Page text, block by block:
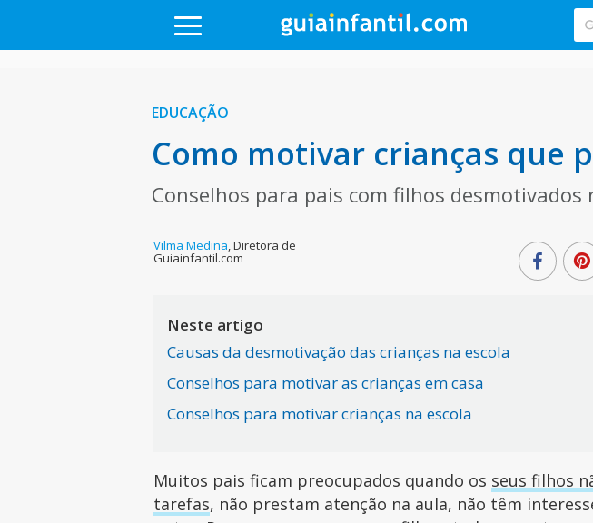
EDUCAÇÃO
Como motivar crianças que
Conselhos para pais com filhos desmotivados
Vilma Medina,Diretora de
Guiainfantil.com
Neste artigo
Causas da desmotivação das crianças na escola
Conselhos para motivar as crianças em casa
Conselhos para motivar crianças na escola
Muitos pais ficam preocupados quando os seus filhos
tarefas, não prestam atenção na aula, não têm